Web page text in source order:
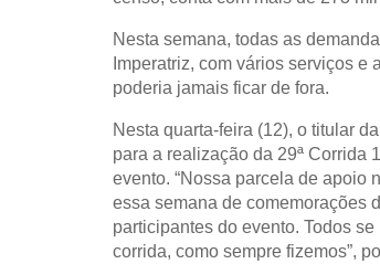
Nesta semana, todas as
Imperatriz, com vários serviços
poderia jamais ficar de fora.
Nesta quarta-feira (12), o titular
para a realização da 29ª Corrida
evento. “Nossa parcela de apoio
essa semana de comemorações
participantes do evento. Todos
corrida, como sempre fizemos”,